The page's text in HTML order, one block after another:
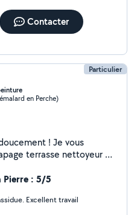
Contacter
Particulier
en Perche)
! Je vous
nettoyeur de
Pierre : 5/5
Excellent travail